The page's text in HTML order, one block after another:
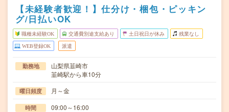
【未経験者歓迎！】仕分け・梱包・ピッキン
グ/日払いOK
職種未経験OK 交通費別途支給あり 土日祝日が休み 残業なし
WEB登録OK 派遣
勤務地
山梨県韮崎市
韮崎駅から車10分
曜日頻度 月～金
時間 09:00～16:00